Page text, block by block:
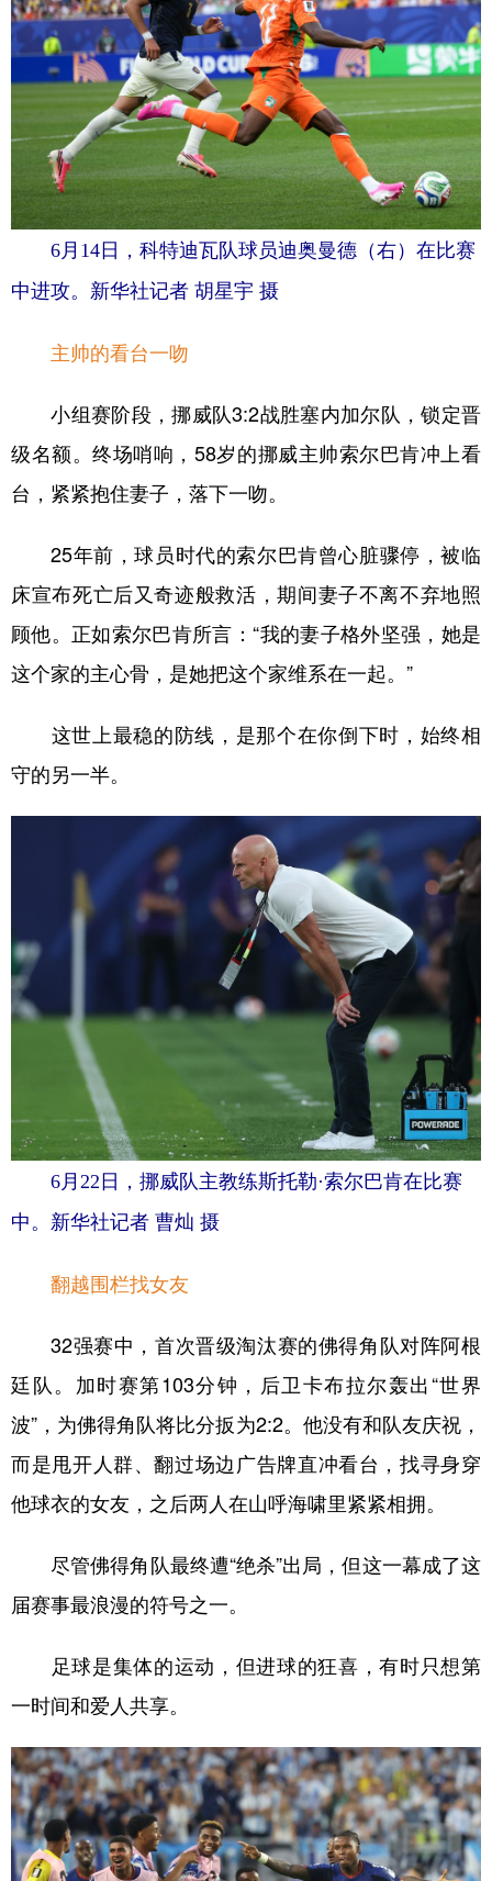
四川 贵州 云南 西藏
陕西 甘肃 青海 宁夏
新疆 内蒙古 黑龙江
多语种频道
English Español Français عربى
Русский язык
6月14日，科特迪瓦队球员迪奥曼德（右）在比赛
中进攻。新华社记者 胡星宇 摄
主帅的看台一吻
小组赛阶段，挪威队3:2战胜塞内加尔队，锁定晋
级名额。终场哨响，58岁的挪威主帅索尔巴肯冲上看
台，紧紧抱住妻子，落下一吻。
25年前，球员时代的索尔巴肯曾心脏骤停，被临
床宣布死亡后又奇迹般救活，期间妻子不离不弃地照
顾他。正如索尔巴肯所言：“我的妻子格外坚强，她是
这个家的主心骨，是她把这个家维系在一起。”
这世上最稳的防线，是那个在你倒下时，始终相
守的另一半。
6月22日，挪威队主教练斯托勒·索尔巴肯在比赛
中。新华社记者 曹灿 摄
翻越围栏找女友
32强赛中，首次晋级淘汰赛的佛得角队对阵阿根
廷队。加时赛第103分钟，后卫卡布拉尔轰出“世界
波”，为佛得角队将比分扳为2:2。他没有和队友庆祝，
而是甩开人群、翻过场边广告牌直冲看台，找寻身穿
他球衣的女友，之后两人在山呼海啸里紧紧相拥。
尽管佛得角队最终遭“绝杀”出局，但这一幕成了这
届赛事最浪漫的符号之一。
足球是集体的运动，但进球的狂喜，有时只想第
一时间和爱人共享。